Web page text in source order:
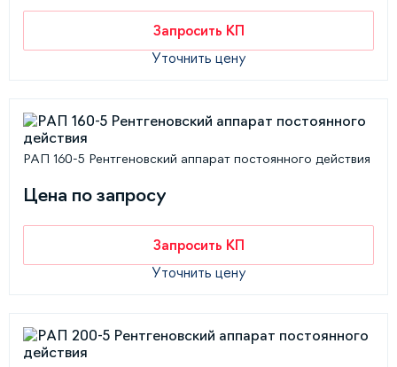
Запросить КП
Уточнить цену
РАП 160-5 Рентгеновский аппарат постоянного действия
Цена по запросу
Запросить КП
Уточнить цену